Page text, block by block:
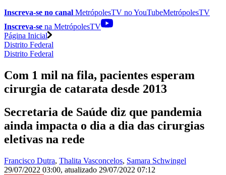
Inscreva-se no canal MetrópolesTV noYouTubeMetrópolesTV
Inscreva-se na MetrópolesTV
Página Inicial
Distrito Federal
Distrito Federal
Com 1 mil na fila, pacientes esperam
cirurgia de catarata desde 2013
Secretaria de Saúde diz que pandemia
ainda impacta o dia a dia das cirurgias
eletivas na rede
Francisco Dutra, Thalita Vasconcelos, Samara Schwingel
29/07/2022 03:00, atualizado 29/07/2022 07:12